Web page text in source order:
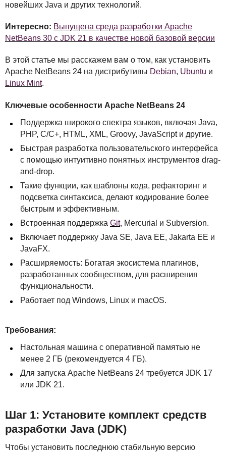
новейших Java и других технологий.
Интересно: Выпущена среда разработки Apache
NetBeans 30 с JDK 21 в качестве новой базовой версии
В этой статье мы расскажем вам о том, как установить
Apache NetBeans 24 на дистрибутивы Debian, Ubuntu и
Linux Mint.
Ключевые особенности Apache NetBeans 24
Поддержка широкого спектра языков, включая Java,
PHP, C/C+, HTML, XML, Groovy, JavaScript и другие.
Быстрая разработка пользовательского интерфейса
с помощью интуитивно понятных инструментов drag-
and-drop.
Такие функции, как шаблоны кода, рефакторинг и
подсветка синтаксиса, делают кодирование более
быстрым и эффективным.
Встроенная поддержка Git, Mercurial и Subversion.
Включает поддержку Java SE, Java EE, Jakarta EE и
JavaFX.
Расширяемость: Богатая экосистема плагинов,
разработанных сообществом, для расширения
функциональности.
Работает под Windows, Linux и macOS.
Требования:
Настольная машина с оперативной памятью не
менее 2 ГБ (рекомендуется 4 ГБ).
Для запуска Apache NetBeans 24 требуется JDK 17
или JDK 21.
Шаг 1: Установите комплект средств
разработки Java (JDK)
Чтобы установить последнюю стабильную версию